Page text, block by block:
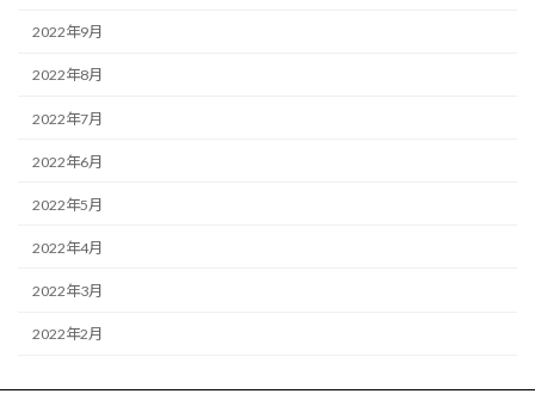
2022年9月
2022年8月
2022年7月
2022年6月
2022年5月
2022年4月
2022年3月
2022年2月